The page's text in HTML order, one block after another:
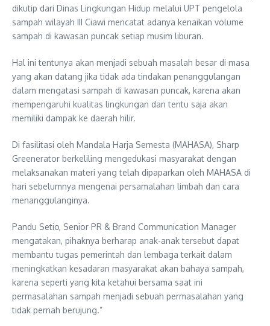
dikutip dari Dinas Lingkungan Hidup melalui UPT pengelola
sampah wilayah III Ciawi mencatat adanya kenaikan volume
sampah di kawasan puncak setiap musim liburan.
Hal ini tentunya akan menjadi sebuah masalah besar di masa
yang akan datang jika tidak ada tindakan penanggulangan
dalam mengatasi sampah di kawasan puncak, karena akan
mempengaruhi kualitas lingkungan dan tentu saja akan
memiliki dampak ke daerah hilir.
Di fasilitasi oleh Mandala Harja Semesta (MAHASA), Sharp
Greenerator berkeliling mengedukasi masyarakat dengan
melaksanakan materi yang telah dipaparkan oleh MAHASA di
hari sebelumnya mengenai persamalahan limbah dan cara
menanggulanginya.
Pandu Setio, Senior PR & Brand Communication Manager
mengatakan, pihaknya berharap anak-anak tersebut dapat
membantu tugas pemerintah dan lembaga terkait dalam
meningkatkan kesadaran masyarakat akan bahaya sampah,
karena seperti yang kita ketahui bersama saat ini
permasalahan sampah menjadi sebuah permasalahan yang
tidak pernah berujung.”